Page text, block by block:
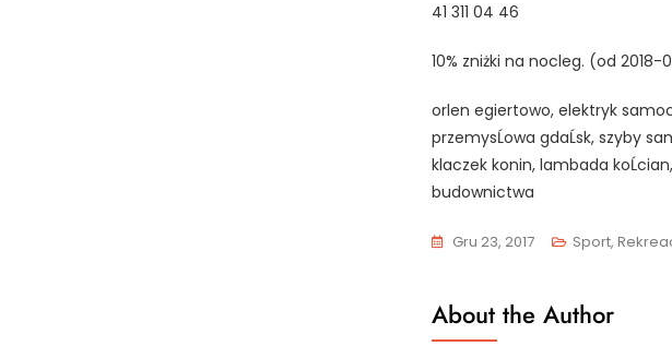
41 311 04 46
10% zniżki na nocleg. (od 2018-
orlen egiertowo, elektryk
przemysĹowa gdaĹsk, szyby
klaczek konin, lambada
budownictwa
Gru 23, 2017 Sport,
About the Author